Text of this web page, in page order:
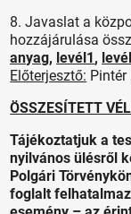
8. Javaslat a
hozzájárulása
anyag, levél1 ,
Előterjesztő:
ÖSSZESÍTETT
Tájékoztatjuk a
nyilvános ülésről
Polgári
foglalt